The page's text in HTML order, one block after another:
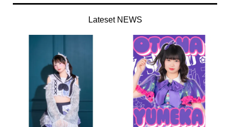
Lateset NEWS